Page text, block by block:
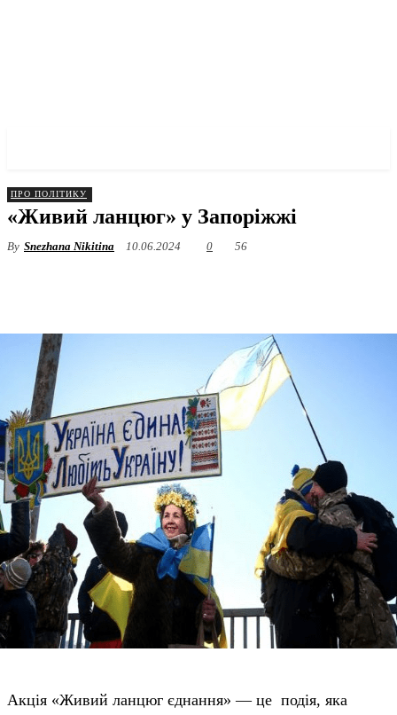
ПРО ПОЛІТИКУ
«Живий ланцюг» у Запоріжжі
By Snezhana Nikitina 10.06.2024 0 56
Акція «Живий ланцюг єднання» — це подія, яка